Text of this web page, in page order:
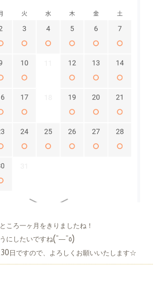
ころ一ヶ月をきりましたね！
疲れを持ち越さないようにしたいですね(¯―¯٥)
日ですので、よろしくお願いいたします☆